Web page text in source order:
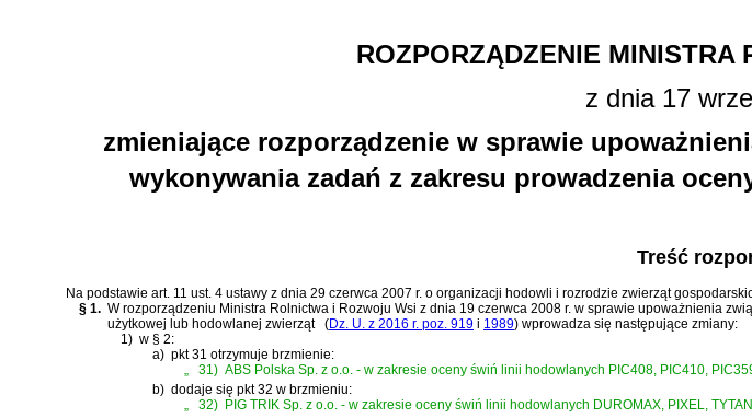
ROZPORZĄDZENIE MINISTRA
z dnia 17
zmieniające rozporządzenie w sprawie
wykonywania zadań z zakresu prowadzenia
Treść
Na podstawie art. 11 ust. 4 ustawy z dnia 29 czerwca 2007 r. o organizacji hodowli i rozrodzie zwierząt
§ 1. Wrozporządzeniu Ministra Rolnictwa i Rozwoju Wsi z dnia 19 czerwca 2008 r. w sprawie upoważnienia
użytkowej lub hodowlanej zwierząt
(Dz. U. z 2016 r. poz. 919 i 1989) wprowadza się następujące zmiany:
1) w § 2:
a) pkt 31 otrzymuje brzmienie:
„
31) ABS Polska Sp. z o.o. - w zakresie oceny świń linii hodowlanych PIC408, PIC410,
b) dodaje się pkt 32 w brzmieniu:
32) PIG TRIK Sp. z o.o. - w zakresie oceny świń linii hodowlanych DUROMAX, PIXEL,